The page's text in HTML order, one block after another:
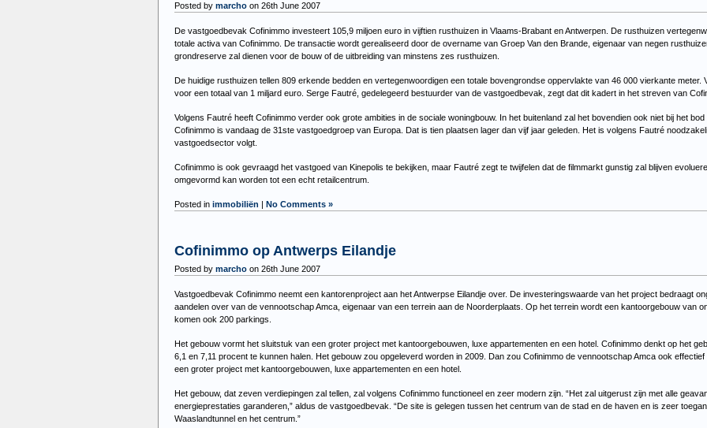
Posted by marcho on 26th June 2007
De vastgoedbevak Cofinimmo investeert 105,9 miljoen euro in vijftien rusthuizen in Vlaams-Brabant en Antwerpen. De rusthuizen
totale activa van Cofinimmo. De transactie wordt gerealiseerd door de overname van Groep Van den Brande, eigenaar van negen
grondreserve zal dienen voor de bouw of de uitbreiding van minstens zes rusthuizen.
De huidige rusthuizen tellen 809 erkende bedden en vertegenwoordigen een totale bovengrondse oppervlakte van 46 000 vierkante
voor een totaal van 1 miljard euro. Serge Fautré, gedelegeerd bestuurder van de vastgoedbevak, zegt dat dit kadert in het streven van
Volgens Fautré heeft Cofinimmo verder ook grote ambities in de sociale woningbouw. In het buitenland zal het bovendien ook niet bij het
Cofinimmo is vandaag de 31ste vastgoedgroep van Europa. Dat is tien plaatsen lager dan vijf jaar geleden. Het is volgens Fautré
vastgoedsector volgt.
Cofinimmo is ook gevraagd het vastgoed van Kinepolis te bekijken, maar Fautré zegt te twijfelen dat de filmmarkt gunstig zal blijven
omgevormd kan worden tot een echt retailcentrum.
Posted in immobiliën | No Comments »
Cofinimmo op Antwerps Eilandje
Posted by marcho on 26th June 2007
Vastgoedbevak Cofinimmo neemt een kantorenproject aan het Antwerpse Eilandje over. De investeringswaarde van het project bedraagt
aandelen over van de vennootschap Amca, eigenaar van een terrein aan de Noorderplaats. Op het terrein wordt een kantoorgebouw van
komen ook 200 parkings.
Het gebouw vormt het sluitstuk van een groter project met kantoorgebouwen, luxe appartementen en een hotel. Cofinimmo denkt op het
6,1 en 7,11 procent te kunnen halen. Het gebouw zou opgeleverd worden in 2009. Dan zou Cofinimmo de vennootschap Amca ook
een groter project met kantoorgebouwen, luxe appartementen en een hotel.
Het gebouw, dat zeven verdiepingen zal tellen, zal volgens Cofinimmo functioneel en zeer modern zijn. “Het zal uitgerust zijn met alle
energieprestaties garanderen,” aldus de vastgoedbevak. “De site is gelegen tussen het centrum van de stad en de haven en is zeer
Waaslandtunnel en het centrum.”